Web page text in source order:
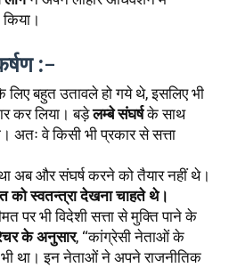
किया।
:-
के लिए बहुत उतावले हो गये थे, इसलिए भी
कर लिया। बड़े लम्बे संघर्ष के साथ
अतः वे किसी भी प्रकार से सत्ता
अब और संघर्ष करने को तैयार नहीं थे।
को स्वतन्त्रा देखना चाहते थे।
पर भी विदेशी सत्ता से मुक्ति पाने के
के अनुसार, ‘‘कांग्रेसी नेताओं के
था। इन नेताओं ने अपने राजनीतिक